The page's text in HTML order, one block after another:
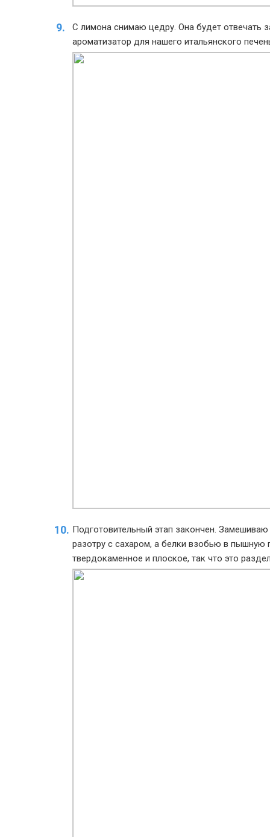
С лимона снимаю цедру. Она будет отвечать
ароматизатор для нашего итальянского
Подготовительный этап закончен.
разотру с сахаром, а белки взобью в пышную
твердокаменное и плоское, так что это